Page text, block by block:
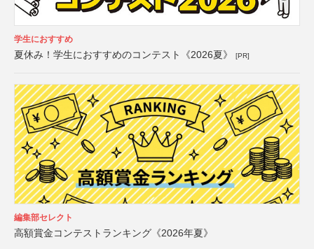
学生におすすめ
夏休み！学生におすすめのコンテスト《2026夏》 [PR]
編集部セレクト
高額賞金コンテストランキング《2026年夏》